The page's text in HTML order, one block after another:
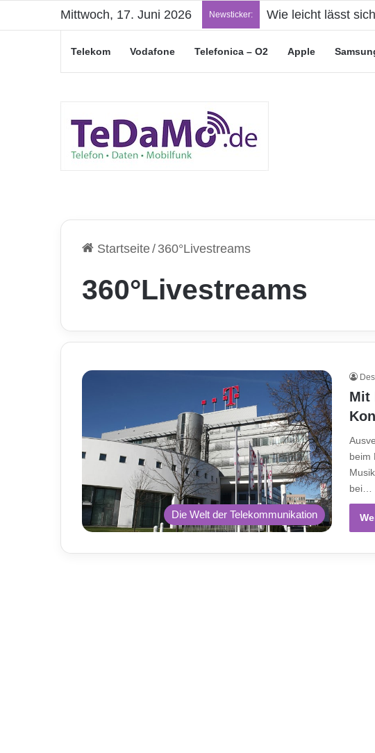
Mittwoch, 17. Juni 2026 Newsticker: „Junge Leute“-
Telekom Vodafone Telefonica – O2 Apple
Startseite/ 360°Livestreams
360°Livestreams
Die Welt der Telekommunikation
Mit
beim
bei…